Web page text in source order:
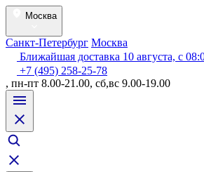
Москва
Санкт-Петербург Москва
Ближайшая доставка 10 августа, с
+7 (495) 258-25-78
, пн-пт 8.00-21.00, сб,вс 9.00-19.00